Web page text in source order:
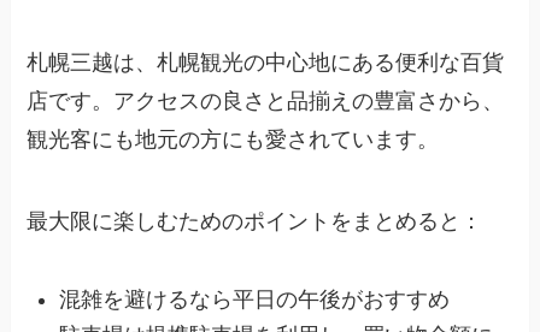
札幌三越は、札幌観光の中心地にある便利な百貨
店です。アクセスの良さと品揃えの豊富さから、
観光客にも地元の方にも愛されています。
最大限に楽しむためのポイントをまとめると：
混雑を避けるなら平日の午後がおすすめ